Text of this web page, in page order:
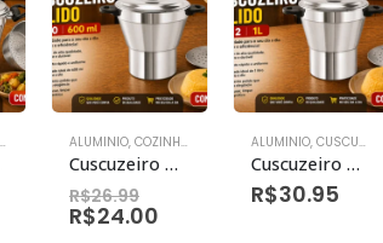
,CUSCUZEIRAS
ALUMINIO, COZINHA DIVERSOS ,CUSCUZEIRAS
Cuscuzeiro polido Nº 10 0,6L
R$26.99
R$24.00
ALUMINIO, CUSCUZEIRAS
Cuscuzeiro polido Nº 12 1L
R$30.95